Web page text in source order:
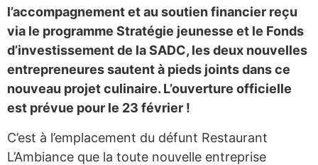
l’accompagnement et au soutien financier reçu
via le programme Stratégie jeunesse et le Fonds
d’investissement de la SADC, les deux nouvelles
entrepreneures sautent à pieds joints dans ce
nouveau projet culinaire. L’ouverture officielle
est prévue pour le 23 février !
C’est à l’emplacement du défunt Restaurant
L’Ambiance que la toute nouvelle entreprise